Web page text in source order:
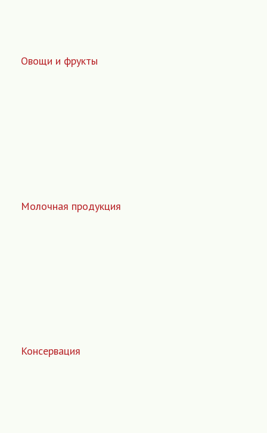
Овощи и фрукты
Молочная продукция
Консервация